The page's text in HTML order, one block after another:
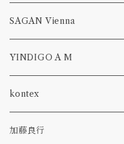
pitcher
plate
aeca
run up green
lampshade
abyss
フルーツピック
一葉挿し
オーバル
隅切り
ボウル, 鉢
花入れ
SAGAN Vienna
CROSS BODY
GWYNETH
YINDIGO A M
kontex
加藤良行